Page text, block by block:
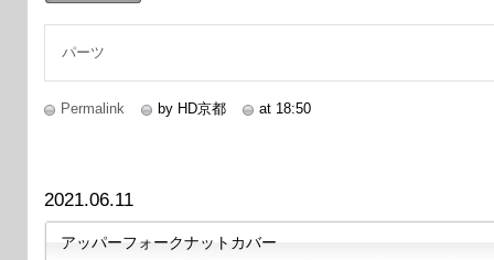
パーツ
Permalink by HD京都 at 18:50
2021.06.11
アッパーフォークナットカバー